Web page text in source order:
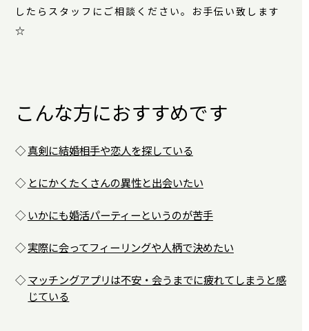
したらスタッフにご相談ください。お手伝い致します
☆
こんな方におすすめです
◇真剣に結婚相手や恋人を探している
◇ とにかくたくさんの異性と出会いたい
◇ いかにも婚活パーティーというのが苦手
◇実際に会ってフィーリングや人柄で決めたい
◇マッチングアプリは不安・会うまでに疲れてしまうと感
じている